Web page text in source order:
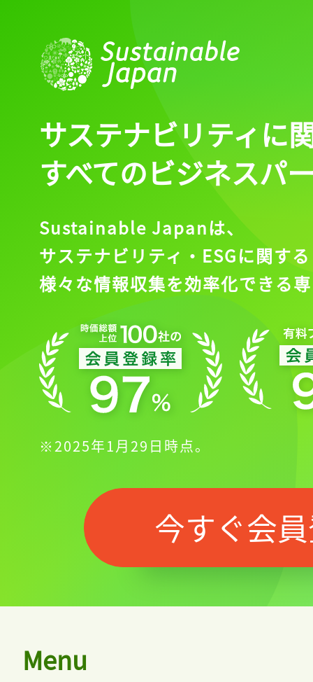
サステナビリティに
すべてのビジネスパ
Sustainable Japanは、
サステナビリティ・ESGに関する
様々な情報収集を効率化できる
※2025年1月29日時点。
今すぐ会
Menu